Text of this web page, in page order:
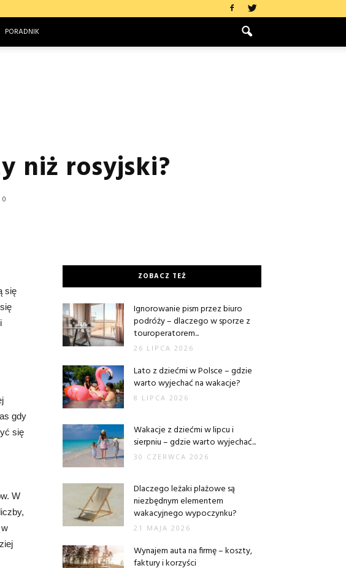
PORADNIK
niż rosyjski?
0
się
gdy
się
W
ZOBACZ TEŻ
Ignorowanie pism przez biuro
podróży – dlaczego w sporze z
touroperatorem...
26 LIPCA 2026
Lato z dziećmi w Polsce – gdzie
warto wyjechać na wakacje?
8 LIPCA 2026
Wakacje z dziećmi w lipcu i
sierpniu – gdzie warto wyjechać...
30 CZERWCA 2026
Dlaczego leżaki plażowe są
niezbędnym elementem
wakacyjnego wypoczynku?
21 MAJA 2026
Wynajem auta na firmę – koszty,
faktury i korzyści